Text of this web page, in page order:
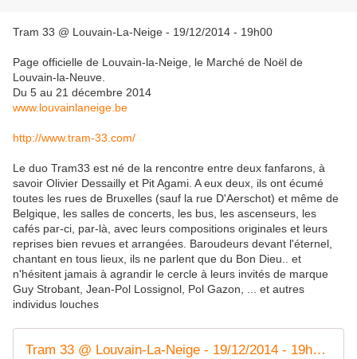
Tram 33 @ Louvain-La-Neige - 19/12/2014 - 19h00
Page officielle de Louvain-la-Neige, le Marché de Noël de
Louvain-la-Neuve.
Du 5 au 21 décembre 2014
www.louvainlaneige.be
http://www.tram-33.com/
Le duo Tram33 est né de la rencontre entre deux fanfarons, à
savoir Olivier Dessailly et Pit Agami. A eux deux, ils ont écumé
toutes les rues de Bruxelles (sauf la rue D'Aerschot) et même de
Belgique, les salles de concerts, les bus, les ascenseurs, les
cafés par-ci, par-là, avec leurs compositions originales et leurs
reprises bien revues et arrangées. Baroudeurs devant l'éternel,
chantant en tous lieux, ils ne parlent que du Bon Dieu.. et
n'hésitent jamais à agrandir le cercle à leurs invités de marque
Guy Strobant, Jean-Pol Lossignol, Pol Gazon, ... et autres
individus louches
Tram 33 @ Louvain-La-Neige - 19/12/2014 - 19h00 | Facebook